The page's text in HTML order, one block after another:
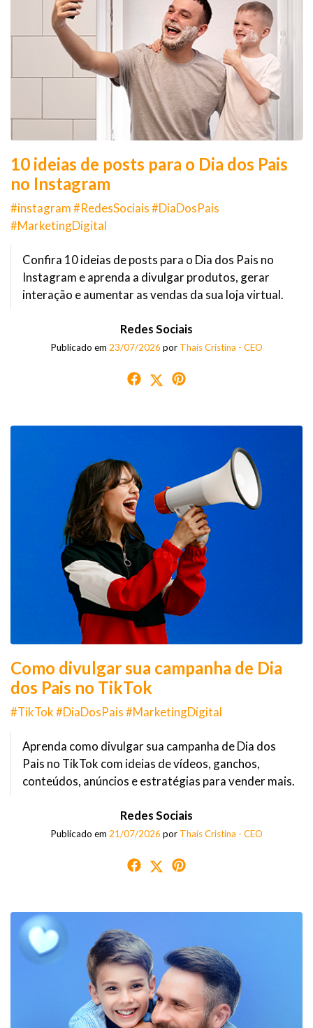
10 ideias de posts para o Dia dos Pais
no Instagram
#instagram #RedesSociais #DiaDosPais
#MarketingDigital
Confira 10 ideias de posts para o Dia dos Pais no
Instagram e aprenda a divulgar produtos, gerar
interação e aumentar as vendas da sua loja virtual.
Redes Sociais
Publicado em 23/07/2026 por Thaís Cristina - CEO
Como divulgar sua campanha de Dia
dos Pais no TikTok
#TikTok #DiaDosPais #MarketingDigital
Aprenda como divulgar sua campanha de Dia dos
Pais no TikTok com ideias de vídeos, ganchos,
conteúdos, anúncios e estratégias para vender mais.
Redes Sociais
Publicado em 21/07/2026 por Thaís Cristina - CEO